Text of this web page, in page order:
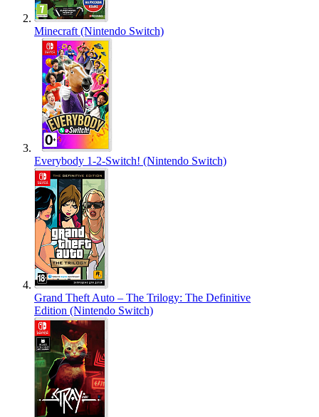
Minecraft (Nintendo Switch)
Everybody 1-2-Switch! (Nintendo Switch)
Grand Theft Auto – The Trilogy: The Definitive
Edition (Nintendo Switch)